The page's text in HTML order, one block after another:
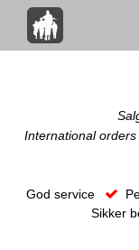
International
God service
Sikker